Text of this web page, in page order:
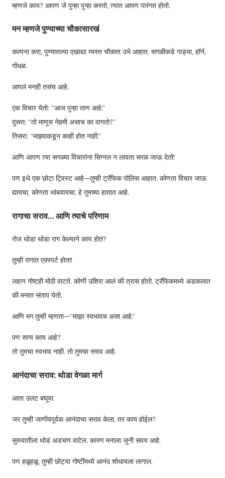
म्हणजे काय? आपण जे पुन्हा पुन्हा करतो, त्यात आपण पारंगत होतो.
मन म्हणजे पुण्याच्या चौकासारखं
कल्पना करा, पुण्यातल्या एखाद्या व्यस्त चौकात उभे आहात. सगळीकडे गाड्या, हॉर्न,
गोंधळ.
आपलं मनही तसंच आहे.
एक विचार येतो: “आज पुन्हा ताण आहे.”
दुसरा: “तो माणूस नेहमी असाच का वागतो?”
तिसरा: “माझ्याकडून काही होत नाही.”
आणि आपण त्या सगळ्या विचारांना सिग्नल न लावता सरळ जाऊ देतो!
पण इथे एक छोटा ट्विस्ट आहे—तुम्ही ट्रॅफिक पोलिस आहात. कोणता विचार जाऊ
द्यायचा, कोणता थांबवायचा, हे तुमच्या हातात आहे.
रागाचा सराव… आणि त्याचे परिणाम
रोज थोडा थोडा राग केल्याने काय होतं?
तुम्ही रागात एक्स्पर्ट होता!
लहान गोष्टही मोठी वाटते. कोणी उशिरा आलं की त्रास होतो. ट्रॅफिकमध्ये अडकलात
की मनात संताप येतो.
आणि मग तुम्ही म्हणता—“माझा स्वभावच असा आहे.”
पण सत्य काय आहे?
तो तुमचा स्वभाव नाही. तो तुमचा सराव आहे.
आनंदाचा सराव: थोडा वेगळा मार्ग
आता उलट बघूया.
जर तुम्ही जाणीवपूर्वक आनंदाचा सराव केला, तर काय होईल?
सुरुवातीला थोडं अडचण वाटेल. कारण मनाला जुनी सवय आहे.
पण हळूहळू, तुम्ही छोट्या गोष्टींमध्ये आनंद शोधायला लागाल.